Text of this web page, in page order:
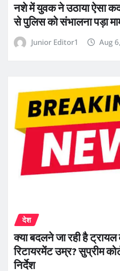
नशे में युवक ने उठाया ऐसा
से पुलिस को संभालना पड़ा
Junior Editor1 Aug
देश
क्या बदलने जा रही है
रिटायरमेंट उम्र? सुप्रीम
निर्देश